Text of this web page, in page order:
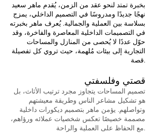
بخبرة تمتد لنحو عقد من الزمن، يُقدم ماهر سعيد
نهجًا جديدًا ومدروسًا في التصميم الداخلي، يمزج
بسلاسة بين العملية والجمالية. يُعرف ماهر بخبرته
في التصميمات الداخلية المعاصرة والفاخرة، وقد
حوّل عددًا لا يُحصى من المنازل والمساحات
التجارية إلى بيئات مُلهمة، حيث تروي كل تفصيلة
قصة.
قصتي وفلسفتي
تصميم المساحات يتجاوز مجرد ترتيب الأثاث، بل
هو تشكيل مشاعر الناس وطريقة معيشتهم
وتواصلهم. يؤمن ماهر بتصميم ديكورات داخلية
مصممة خصيصًا تعكس شخصيات عملائه ورؤاهم،
مع الحفاظ على العملية والراحة.